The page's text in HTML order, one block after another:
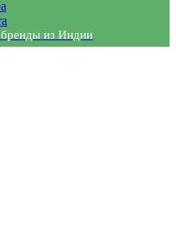
бренды из Индии